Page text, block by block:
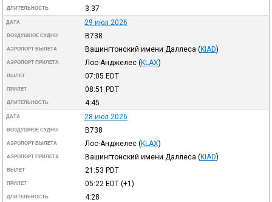
ДЛИТЕЛЬНОСТЬ 3:37
ДАТА 29 июл 2026
ВОЗДУШНОЕ СУДНО B738
АЭРОПОРТ ВЫЛЕТА Вашингтонский имени Даллеса (KIAD)
АЭРОПОРТ ПРИЛЕТА Лос-Анджелес (KLAX)
ВЫЛЕТ 07:05 EDT
ПРИЛЕТ 08:51 PDT
ДЛИТЕЛЬНОСТЬ 4:45
ДАТА 28 июл 2026
ВОЗДУШНОЕ СУДНО B738
АЭРОПОРТ ВЫЛЕТА Лос-Анджелес (KLAX)
АЭРОПОРТ ПРИЛЕТА Вашингтонский имени Даллеса (KIAD)
ВЫЛЕТ 21:53 PDT
ПРИЛЕТ 05:22 EDT(+1)
ДЛИТЕЛЬНОСТЬ 4:28